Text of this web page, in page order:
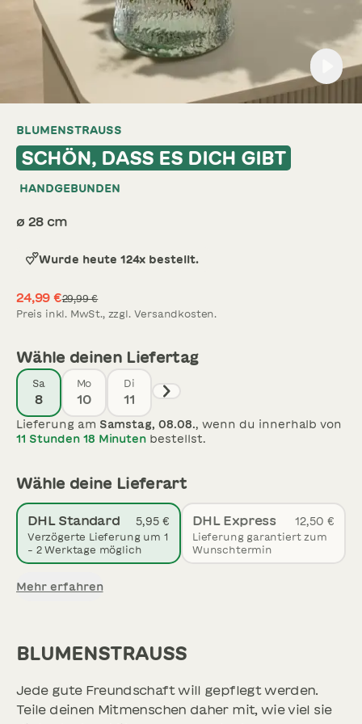
SOMMERBLUMEN
BLUMENSTRAUSS
SCHÖN, DASS ES DICH GIBT
HANDGEBUNDEN
ø 28cm
Wurde heute 124x bestellt.
24,99 €29,99 €
Preis inkl. MwSt., zzgl. Versandkosten.
Wähle deinen Liefertag
Sa
8
Mo
10
Di
11
Lieferung am Samstag, 08.08., wenn du innerhalb von
11 Stunden 18 Minuten bestellst.
Wähle deine Lieferart
DHL Standard 5,95 €
Verzögerte Lieferung um 1
- 2 Werktage möglich
DHL Express 12,50 €
Lieferung garantiert zum
Wunschtermin
Mehr erfahren
BLUMENSTRAUSS
Jede gute Freundschaft will gepflegt werden.
Teile deinen Mitmenschen daher mit, wie viel sie